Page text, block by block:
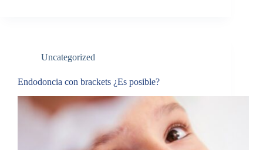
Uncategorized
Endodoncia con brackets ¿Es posible?